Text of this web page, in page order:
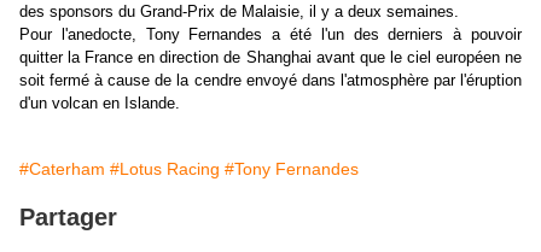
des sponsors du Grand-Prix de Malaisie, il y a deux semaines.
Pour l'anedocte, Tony Fernandes a été l'un des derniers à pouvoir
quitter la France en direction de Shanghai avant que le ciel européen ne
soit fermé à cause de la cendre envoyé dans l'atmosphère par l'éruption
d'un volcan en Islande.
#Caterham #Lotus Racing #Tony Fernandes
Partager